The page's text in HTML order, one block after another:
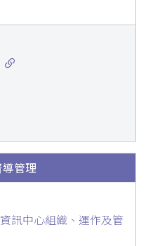
管理
訊中心組織、運作及管